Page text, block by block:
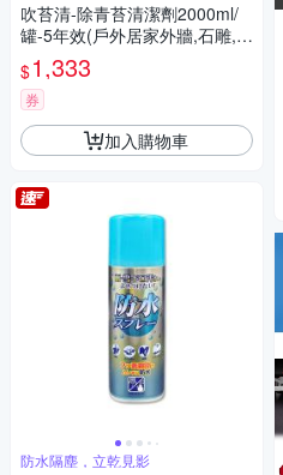
吹苔清-除青苔清潔劑2000ml/
罐-5年效(戶外居家外牆,石雕,柵
欄,花園造景,庭院全能清潔洗
劑)
$1,333
券
加入購物車
防水隔塵，立乾見影